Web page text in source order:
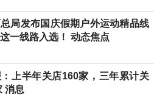
局发布国庆假期户外运动精品线
一线路入选！ 动态焦点
上半年关店160家，三年累计关
消息